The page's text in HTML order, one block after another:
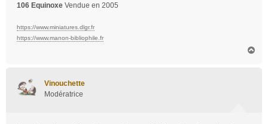
106 Equinoxe Vendue en 2005
https://www.miniatures.dlgr.fr
https://www.manon-bibliophile.fr
Vinouchette
Modératrice